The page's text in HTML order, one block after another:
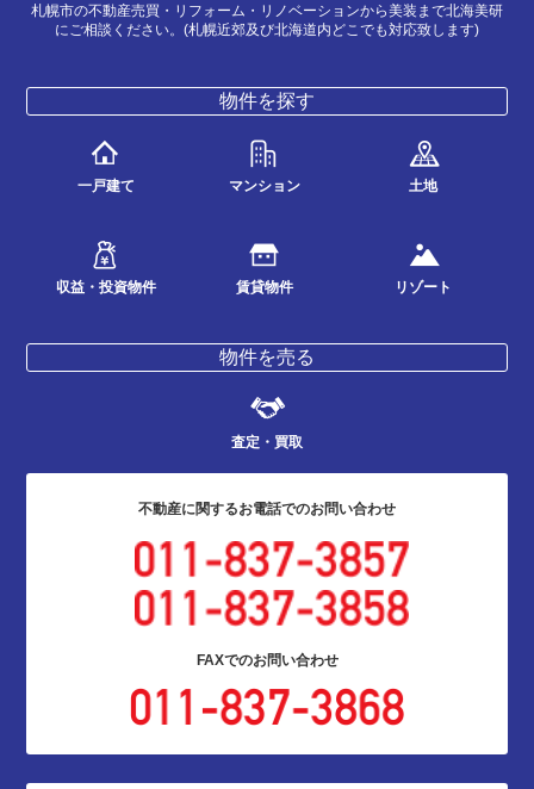
札幌市の不動産売買・リフォーム・リノベーションから美装まで北海美研
にご相談ください。(札幌近郊及び北海道内どこでも対応致します)
物件を探す
一戸建て マンション 土地
収益・投資物件 賃貸物件 リゾート
物件を売る
査定・買取
不動産に関するお電話でのお問い合わせ
FAXでのお問い合わせ